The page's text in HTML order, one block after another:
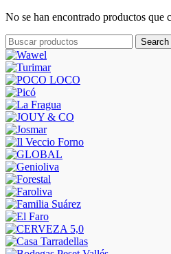
No se han encontrado productos que
Search